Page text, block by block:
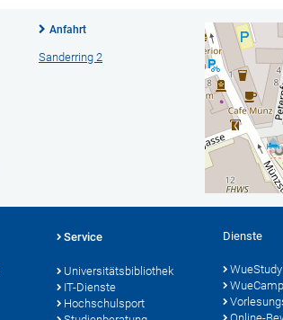
Anfahrt
Sanderring 2
Service
Universitätsbibliothek
IT-Dienste
Hochschulsport
Dienste
WueStudy